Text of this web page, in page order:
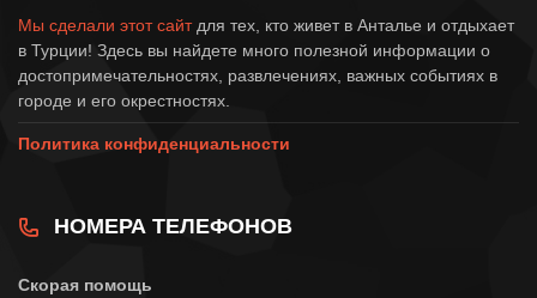
Мы сделали этот сайтдля тех, кто живет в Анталье и отдыхает
в Турции! Здесь вы найдете много полезной информации о
достопримечательностях, развлечениях, важных событиях в
городе и его окрестностях.
Политика конфиденциальности
НОМЕРА ТЕЛЕФОНОВ
Скорая помощь